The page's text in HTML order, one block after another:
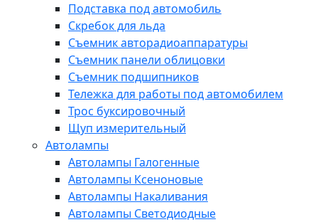
Подставка под автомобиль
Скребок для льда
Съемник авторадиоаппаратуры
Съемник панели облицовки
Съемник подшипников
Тележка для работы под автомобилем
Трос буксировочный
Щуп измерительный
Автолампы
Автолампы Галогенные
Автолампы Ксеноновые
Автолампы Накаливания
Автолампы Светодиодные